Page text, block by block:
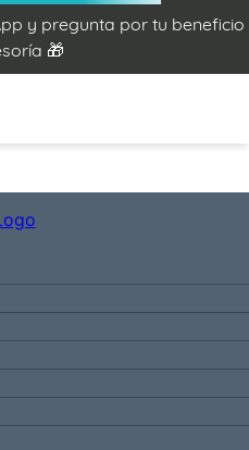
y pregunta por tu beneficio
🎁